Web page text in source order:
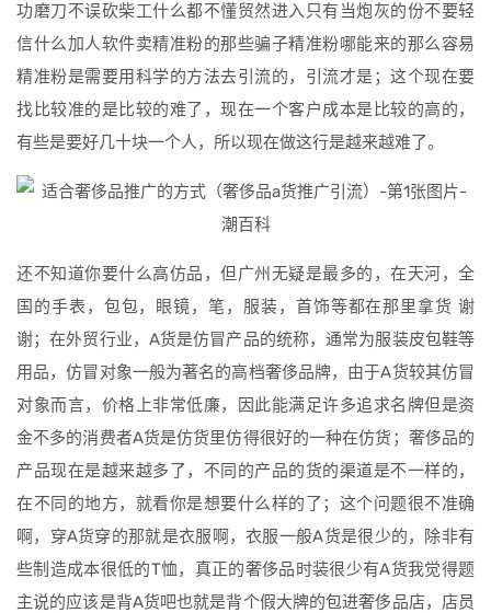
功磨刀不误砍柴工什么都不懂贸然进入只有当炮灰的份不要轻
信什么加人软件卖精准粉的那些骗子精准粉哪能来的那么容易
精准粉是需要用科学的方法去引流的，引流才是；这个现在要
找比较准的是比较的难了，现在一个客户成本是比较的高的，
有些是要好几十块一个人，所以现在做这行是越来越难了。
还不知道你要什么高仿品，但广州无疑是最多的，在天河，全
国的手表，包包，眼镜，笔，服装，首饰等都在那里拿货 谢
谢；在外贸行业，A货是仿冒产品的统称，通常为服装皮包鞋等
用品，仿冒对象一般为著名的高档奢侈品牌，由于A货较其仿冒
对象而言，价格上非常低廉，因此能满足许多追求名牌但是资
金不多的消费者A货是仿货里仿得很好的一种在仿货；奢侈品的
产品现在是越来越多了，不同的产品的货的渠道是不一样的，
在不同的地方，就看你是想要什么样的了；这个问题很不准确
啊，穿A货穿的那就是衣服啊，衣服一般A货是很少的，除非有
些制造成本很低的T恤，真正的奢侈品时装很少有A货我觉得题
主说的应该是背A货吧也就是背个假大牌的包进奢侈品店，店员